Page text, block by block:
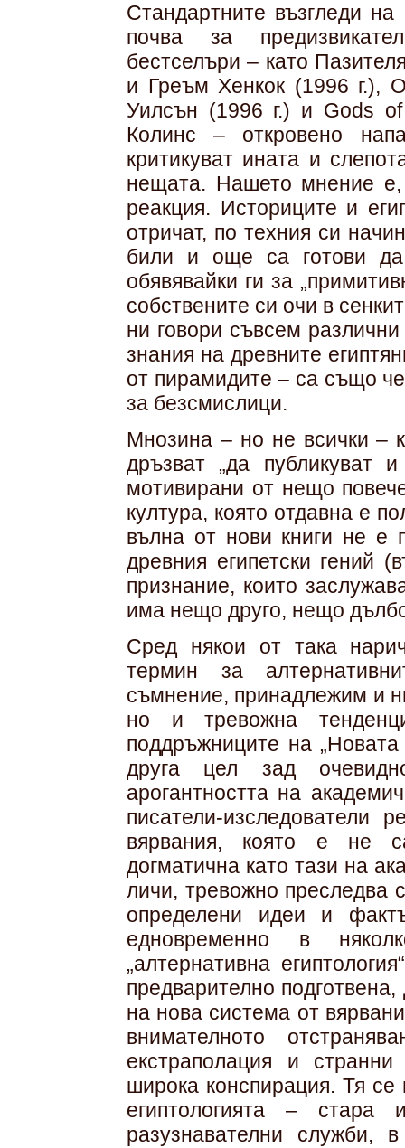
Стандартните възгледи
почва за
бестселъри – като
и Греъм Хенкок (1996 г.),
Уилсън (1996 г.) и Gods
Колинс – откровено
критикуват ината и
нещата. Нашето мнение е,
реакция. Историците и
отричат, по техния си
били и още са готови да
обявявайки ги за
собствените си очи в
ни говори съвсем
знания на древните
от пирамидите – са също
за безсмислици.
Мнозина – но не всички –
дръзват „да публикуват
мотивирани от нещо
култура, която отдавна е
вълна от нови книги не е
древния египетски гений
признание, които
има нещо друго, нещо
Сред някои от така
термин за
съмнение, принадлежим и
но и тревожна
поддръжниците на
друга цел зад
арогантността на
писатели-изследователи
вярвания, която е не
догматична като тази на
личи, тревожно преследва
определени идеи и
едновременно в
„алтернативна
предварително
на нова система от
внимателното
екстраполация и
широка конспирация. Тя се
египтологията –
разузнавателни служби,